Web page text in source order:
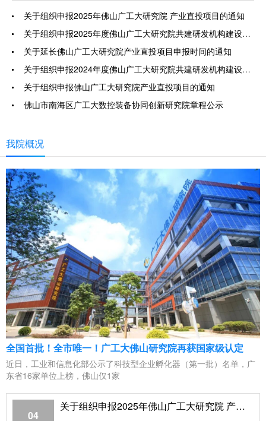
关于组织申报2025年佛山广工大研究院 产业直投项目的通知
关于组织申报2025年度佛山广工大研究院共建研发机构建设项目的通知
关于延长佛山广工大研究院产业直投项目申报时间的通知
关于组织申报2024年度佛山广工大研究院共建研发机构建设项目的通知
关于组织申报佛山广工大研究院产业直投项目的通知
佛山市南海区广工大数控装备协同创新研究院章程公示
我院概况
全国首批！全市唯一！广工大佛山研究院再获国家级认定
近日，工业和信息化部公示了科技型企业孵化器（第一批）名单，广
东省16家单位上榜，佛山仅1家
04
关于组织申报2025年佛山广工大研究院 产业直投项目的通知